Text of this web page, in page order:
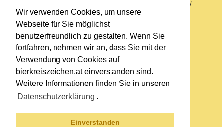
Wir verwenden Cookies, um unsere
Webseite für Sie möglichst
benutzerfreundlich zu gestalten. Wenn Sie
fortfahren, nehmen wir an, dass Sie mit der
Verwendung von Cookies auf
bierkreiszeichen.at einverstanden sind.
Weitere Informationen finden Sie in unseren
Datenschutzerklärung .
Einverstanden
Sie befinden sich auf https://www.bierkreiszeichen.at/
im Pfad:Übers Bier/Biersorten
Erstellt: 2026-06-17
Links
Impressum
Datenschutzerklärung